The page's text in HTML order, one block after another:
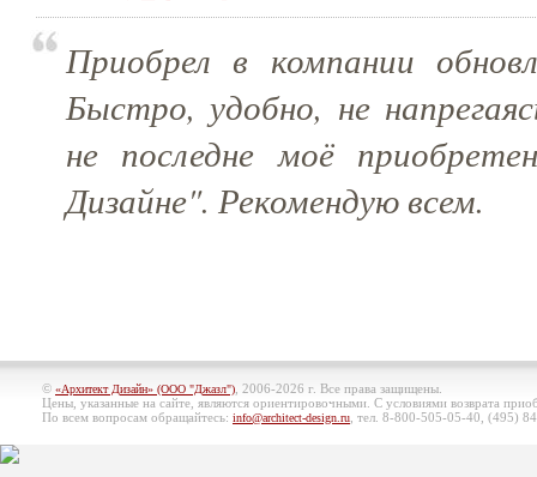
Приобрел в компании
Быстро, удобно, не
не последне моё
Дизайне". Рекомендую всем.
© «Архитект Дизайн» (ООО "Джазл") , 2006-2026 г. Все права защищены.
Цены, указанные на сайте, являются ориентировочными. С условиями возврата
По всем вопросам обращайтесь: info@architect-design.ru , тел. 8-800-505-05-40, (495)